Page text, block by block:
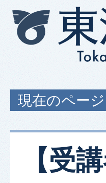
現在のページ
【受